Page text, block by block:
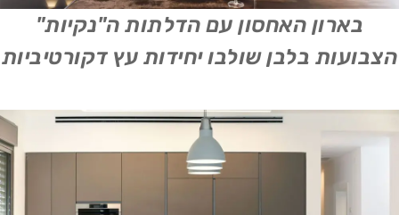
בארון האחסון עם הדלתות ה"נקיות"
הצבועות בלבן שולבו יחידות עץ דקורטיביות